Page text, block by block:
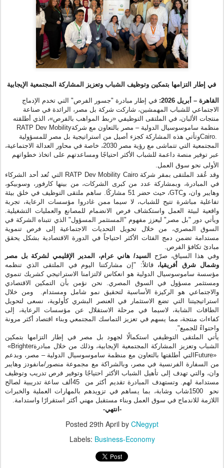
في إطار التزامها بتمكين وتوظيف الشباب وتعزيز المشاركة المجتمعية الإيجابية
القاهرة – أبريل 2026:
في إطار مبادرة "جسور الفرص" التي تخدم الإدماج
الاجتماعي للشباب المهمشين، شاركت شركة بل مصر،الرائدة في صناعة
منتجات الألبان، في الملتقى التوظيفي «ربط المواهب بالفرص»، الذي أطلقته
منظمة ساموسوسيال الدولية – مصر بالتعاون مع شركة RATP Dev Mobility
المجتمعية التي تتماشى مع رؤية مصر 2030، خاصة في محاور العدالة الاجتماعية،
عبر توفير منصة داعمة للشباب الأكثر احتياجًا ومساعدتهم على اتخاذ خطواتهم
الأولى نحو سوق العمل .
وقد عُقد الملتقى بمقر شركةRATP Dev Mobility Cairoالتي تُعد أحد الشركاء
في المبادرة، وبمشاركة عدد من كبرى الشركات، من بينها كارفور، وسوبيكو،
وهايبر وان، وGTC، حيثحضر 51 مشاركًا.ساهم ملتقى التوظيف في خلق بيئة
تفاعلية مباشرة تتيح للشباب، لا سيما ممن غادروا مؤسسات الرعاية، تجربة
واقعية لبيئة العمل واستكشاف فرص الانضمام للمصانع والعمليات التشغيلية.
ويأتي دور "بل مصر" ليعزز مفهوم "المستثمر المسؤول" الذي تتبناه الشركة في
السوق المصري، من خلال تحويل التحديات الاجتماعية إلى فرص تنموية
مستدامة تضمن دمج الفئات الأكثر احتياجاً في الدورة الاقتصادية بشكل يحقق
مبادئ تكافؤ الفرص.
وفي هذا السياق، صرّح السيد/ هاني عرام، المدير الإقليمي لشركة بل مصر
وشمال شرق أفريقيا،قائلاً: "إن مشاركتنا اليوم في الملتقى الذي تنظمه
مؤسسة ساموسوسيال الدولية هو انعكاس لالتزامنا الاستراتيجي كشريك تنموي
ومستثمر مسؤول في السوق المصري. نحن نؤمن بأن التمكين الاقتصادي
والاجتماعي هو الركيزة الأساسية لتحقيق نمو شامل ومستدام. ومن خلال
استراتيجيتنا التي تضع الاستثمار في العنصر البشري كأولوية، نسعى لتحويل
الطاقات الشابة، لاسيما في مرحلة الاستقلال عن مؤسسات الرعاية، إلى
كفاءات منتجة، مما يسهم في تعزيز التماسك المجتمعي وبناء اقتصاد أكثر مرونة
واحتواءً للجميع
."
يأتي الملتقى التوظيفي استكمالًا لجهود
بل مصر في إطار التزامها بتمكين
الشباب وتعزيز المشاركة المجتمعية الإيجابية، وذلك من خلال مبادرة
«Brighter
Future» التي أطلقتها بالتعاون مع منظمة ساموسوسيال الدولية – مصر، وبدعم
من السفارة الفرنسية في مصر، وبالشراكة مع مجموعة منصور/مانفودز وهايبر
وان، والتي تهدف إلى تأهيل الشباب الأكثر احتياجًا وتوفير فرص تدريب وتوظيف
مستدامة لهم. وتستهدف المبادرة تقديم أكثر من45
ألف ساعة تدريبية لصالح
نحو1500 شاب وشابة، بما يساهم في تزويدهم بالمهارات العملية والخبرات
اللازمة للاندماج في سوق العمل وبناء مستقبل مهني أكثر استقرارًا واستدامة.
-انتهي-
Posted29th AprilbyCNegypt
Labels:Business-Economy